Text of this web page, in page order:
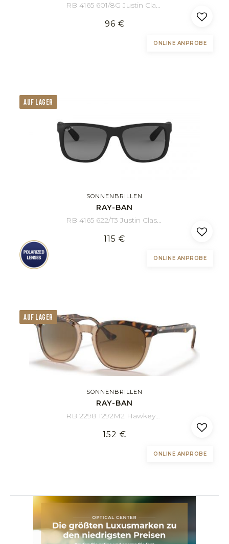
RB 4165 601/8G Justin Classic 55/16
96 €
ONLINE ANPROBE
AUF LAGER
SONNENBRILLEN
RAY-BAN
RB 4165 622/T3 Justin Classic 55/16
115 €
ONLINE ANPROBE
AUF LAGER
SONNENBRILLEN
RAY-BAN
RB 2298 1292M2 Hawkeye 52/21
152 €
ONLINE ANPROBE